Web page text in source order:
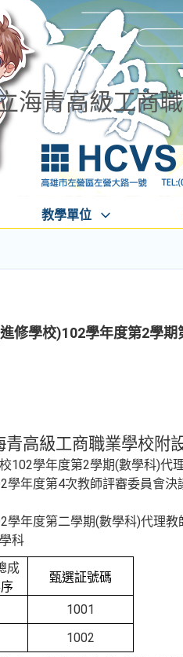
海青高級工商
教學單位
修學校)102學年度第2學
青高級工商職業學校附
102學年度第2學期(數學科)代
學年度第4次教師評審委員會決
學年度第二學期(數學科)代理教
科
成
序
甄選証號碼
1001
1002